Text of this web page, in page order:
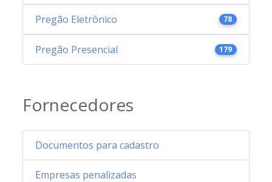
Pregão Eletrônico 78
Pregão Presencial 179
Fornecedores
Documentos para cadastro
Empresas penalizadas